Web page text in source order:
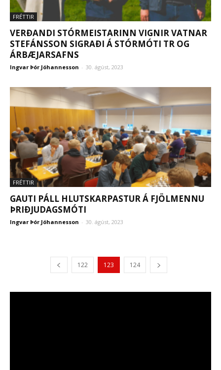
FRÉTTIR
VERÐANDI STÓRMEISTARINN VIGNIR VATNAR
STEFÁNSSON SIGRAÐI Á STÓRMÓTI TR OG
ÁRBÆJARSAFNS
Ingvar Þór Jóhannesson - 30. ágúst, 2023
FRÉTTIR
GAUTI PÁLL HLUTSKARPASTUR Á FJÖLMENNU
ÞRIÐJUDAGSMÓTI
Ingvar Þór Jóhannesson - 30. ágúst, 2023
122 123 124